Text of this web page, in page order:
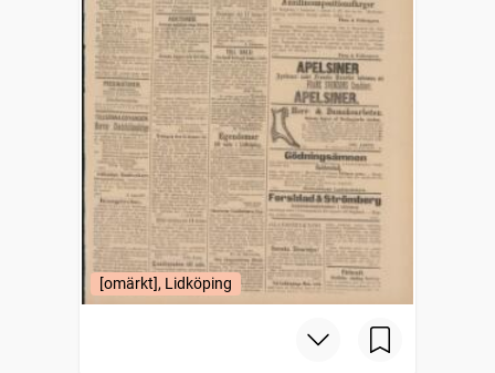
[omärkt], Lidköping